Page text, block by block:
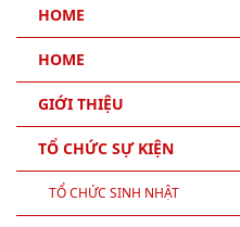
HOME
HOME
GIỚI THIỆU
TỔ CHỨC SỰ KIỆN
TỔ CHỨC SINH NHẬT